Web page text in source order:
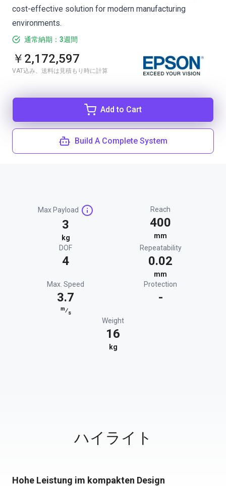
cost-effective solution for modern manufacturing
environments.
通常納期：3週間
￥2,172,597
VAT込み、送料は見積もり時に計算
Add to Cart
Build A Complete System
Max Payload
3
kg
Reach
400
mm
DOF
4
Repeatability
0.02
mm
Max. Speed
3.7
m⁄s
Protection
-
Weight
16
kg
ハイライト
Hohe Leistung im kompakten Design